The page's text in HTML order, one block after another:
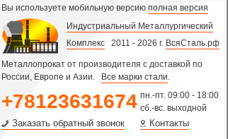
Вы используете мобильную версию полная версия
Индустриальный Металлургический
Комплекс 2011 - 2026 г. ВсяСталь.рф
Металлопрокат от производителя с доставкой по
России, Европе и Азии.
Все марки стали.
+78123631674 пн.-пт. 09:00 - 18:00
сб.-вс. выходной
Заказать обратный звонок Контакты